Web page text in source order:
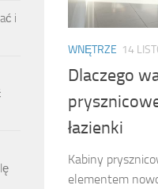
WNĘTRZE 14
Dlaczego
łazienki
Kabiny
elementem
i